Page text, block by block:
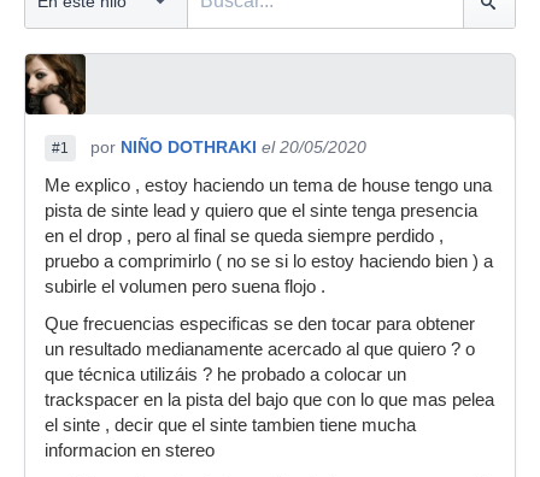
#1 por NIÑO DOTHRAKI el 20/05/2020
Me explico , estoy haciendo un tema de house tengo una
pista de sinte lead y quiero que el sinte tenga presencia
en el drop , pero al final se queda siempre perdido ,
pruebo a comprimirlo ( no se si lo estoy haciendo bien ) a
subirle el volumen pero suena flojo .
Que frecuencias especificas se den tocar para obtener
un resultado medianamente acercado al que quiero ? o
que técnica utilizáis ? he probado a colocar un
trackspacer en la pista del bajo que con lo que mas pelea
el sinte , decir que el sinte tambien tiene mucha
informacion en stereo